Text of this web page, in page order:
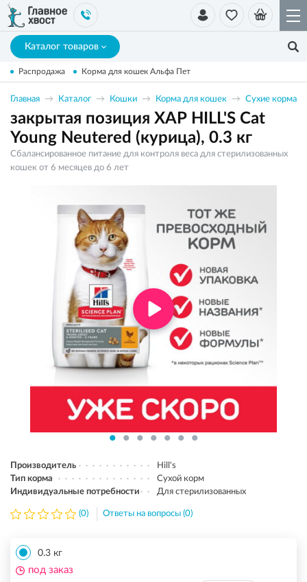
Каталог товаров
Распродажа Корма для кошек Альфа Пет
Главная Каталог Кошки Корма для кошек Сухие корма
закрытая позиция ХАР HILL'S Cat
Young Neutered (курица), 0.3 кг
Сбалансированное питание для контроля веса для стерилизованных
кошек от 6 месяцев до 6 лет
Производитель
Hill's
Тип корма
Сухой корм
Индивидуальные потребности
Для стерилизованных
(0) Ответы на вопросы (0)
0.3 кг
под заказ